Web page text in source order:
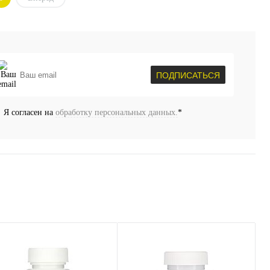
ПОДПИСАТЬСЯ
Я согласен на обработку персональных данных. *